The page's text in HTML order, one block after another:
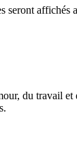
seront affichés
du travail et